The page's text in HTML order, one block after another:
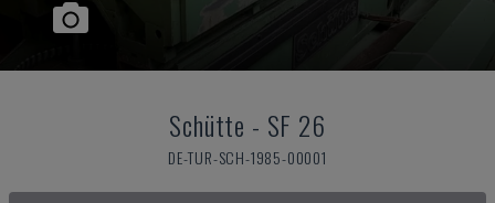
Schütte - SF 26
DE-TUR-SCH-1985-00001